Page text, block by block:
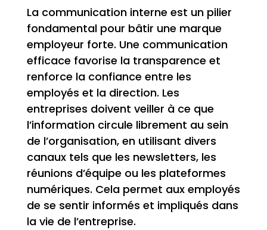
La communication interne est un pilier
fondamental pour bâtir une marque
employeur forte. Une communication
efficace favorise la transparence et
renforce la confiance entre les
employés et la direction. Les
entreprises doivent veiller à ce que
l’information circule librement au sein
de l’organisation, en utilisant divers
canaux tels que les newsletters, les
réunions d’équipe ou les plateformes
numériques. Cela permet aux employés
de se sentir informés et impliqués dans
la vie de l’entreprise.